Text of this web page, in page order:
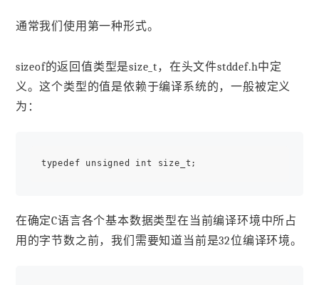
通常我们使用第一种形式。
sizeof的返回值类型是size_t，在头文件stddef.h中定
义。这个类型的值是依赖于编译系统的，一般被定义
为：
在确定C语言各个基本数据类型在当前编译环境中所占
用的字节数之前，我们需要知道当前是32位编译环境。